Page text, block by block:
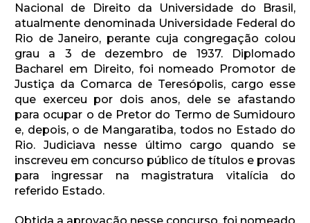
Nacional de Direito da Universidade do Brasil,
atualmente denominada Universidade Federal do
Rio de Janeiro, perante cuja congregação colou
grau a 3 de dezembro de 1937. Diplomado
Bacharel em Direito, foi nomeado Promotor de
Justiça da Comarca de Teresópolis, cargo esse
que exerceu por dois anos, dele se afastando
para ocupar o de Pretor do Termo de Sumidouro
e, depois, o de Mangaratiba, todos no Estado do
Rio. Judiciava nesse último cargo quando se
inscreveu em concurso público de títulos e provas
para ingressar na magistratura vitalícia do
referido Estado.